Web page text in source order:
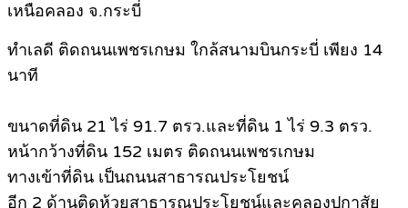
เหนือคลอง จ.กระบี่
ทำเลดี ติดถนนเพชรเกษม ใกล้สนามบินกระบี่ เพียง 14
นาที
ขนาดที่ดิน 21 ไร่ 91.7 ตรว.และที่ดิน 1 ไร่ 9.3 ตรว.
หน้ากว้างที่ดิน 152 เมตร ติดถนนเพชรเกษม
ทางเข้าที่ดิน เป็นถนนสาธารณประโยชน์
อีก 2 ด้านติดห้วยสาธารณประโยชน์และคลองปกาสัย